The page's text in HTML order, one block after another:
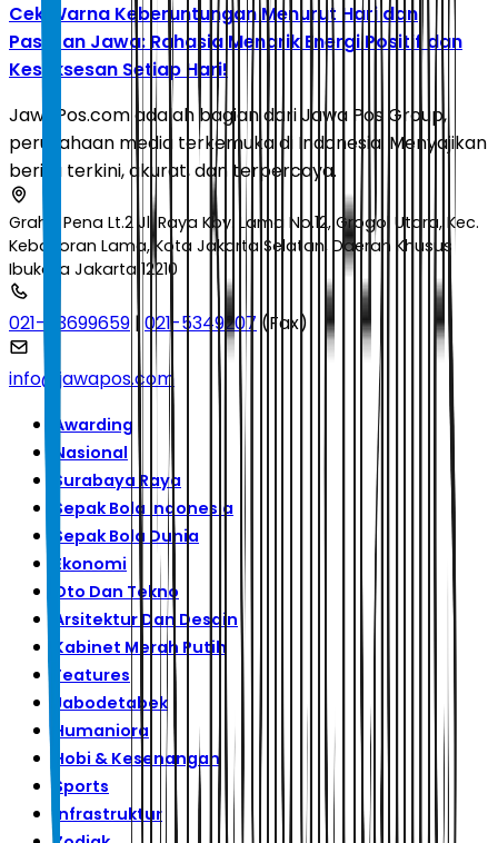
Cek Warna Keberuntungan Menurut Hari dan
Pasaran Jawa: Rahasia Menarik Energi Positif dan
Kesuksesan Setiap Hari!
JawaPos.com adalah bagian dari Jawa Pos Group,
perusahaan media terkemuka di Indonesia. Menyajikan
berita terkini, akurat, dan terpercaya.
Graha Pena Lt.2 Jl. Raya Kby. Lama No.12, Grogol Utara, Kec.
Kebayoran Lama, Kota Jakarta Selatan, Daerah Khusus
Ibukota Jakarta 12210
021-53699659 | 021-5349207 (Fax)
info@jawapos.com
Awarding
Nasional
Surabaya Raya
Sepak Bola Indonesia
Sepak Bola Dunia
Ekonomi
Oto Dan Tekno
Arsitektur Dan Desain
Kabinet Merah Putih
Features
Jabodetabek
Humaniora
Hobi & Kesenangan
Sports
Infrastruktur